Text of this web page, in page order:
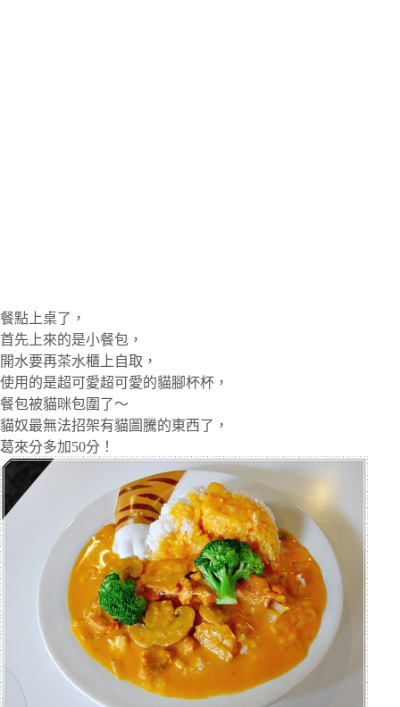
餐點上桌了，
首先上來的是小餐包，
開水要再茶水櫃上自取，
使用的是超可愛超可愛的貓腳杯杯，
餐包被貓咪包圍了～
貓奴最無法招架有貓圖騰的東西了，
葛來分多加50分！